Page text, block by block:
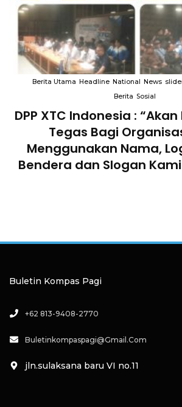
Berita Utama Headline National News
Berita Sosial
DPP XTC Indonesia :
Tegas Bagi
Menggunakan Nama,
Bendera dan Slogan
Buletin Kompas Pagi
+62 813-9408-2770
Buletinkompaspagi@gmail.com
jln.sulaksana baru VI no.11